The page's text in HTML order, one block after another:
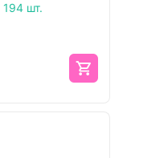
194 шт.